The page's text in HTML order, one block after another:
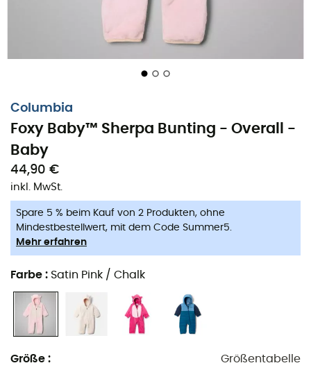
Columbia
Foxy Baby™ Sherpa Bunting - Overall -
Baby
44,90 €
inkl. MwSt.
Spare 5 % beim Kauf von 2 Produkten, ohne
Mindestbestellwert, mit dem Code Summer5.
Mehr erfahren
Farbe : Satin Pink / Chalk
Größe : Größentabelle